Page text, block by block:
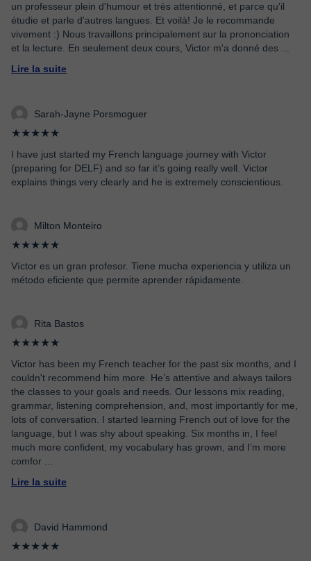
un professeur plein d'humour et très attentionné, et parce qu'il
étudie et parle d'autres langues. Et voilà! Je le recommande
vivement :) Nous travaillons principalement sur la prononciation
et la lecture. En seulement deux cours, Victor m'a donné des
Lire la suite
Sarah-Jayne Porsmoguer
★★★★★
I have just started my French language journey with Victor
(preparing for DELF) and so far it’s going really well. Victor
explains things very clearly and he is extremely conscientious.
Milton Monteiro
★★★★★
Víctor es un gran profesor. Tiene mucha experiencia y utiliza un
método eficiente que permite aprender rápidamente.
Rita Bastos
★★★★★
Victor has been my French teacher for the past six months, and I
couldn't recommend him more. He’s attentive and always tailors
the classes to your goals and needs. Our lessons mix reading,
grammar, listening comprehension, and, most importantly for me,
lots of conversation. I started learning French out of love for the
language, but I was shy about speaking. Six months in, I feel
much more confident, my vocabulary has grown, and I’m more
comfor
Lire la suite
David Hammond
★★★★★